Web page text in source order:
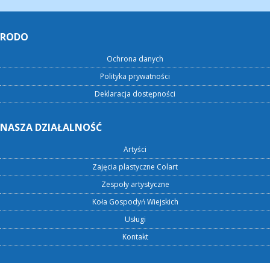
RODO
Ochrona danych
Polityka prywatności
Deklaracja dostępności
NASZA DZIAŁALNOŚĆ
Artyści
Zajęcia plastyczne Colart
Zespoły artystyczne
Koła Gospodyń Wiejskich
Usługi
Kontakt